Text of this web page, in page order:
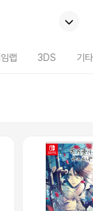
랩 3DS 기타